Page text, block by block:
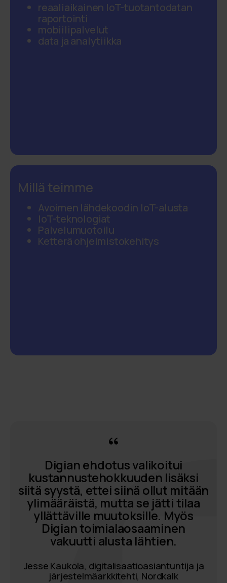
reaaliaikainen IoT-tuotantodatan
raportointi
mobiilipalvelut
data ja analytiikka
Millä teimme
Avoimen lähdekoodin IoT-alusta
IoT-teknologiat
Palvelumuotoilu
Ketterä ohjelmistokehitys
Digian ehdotus valikoitui
kustannustehokkuuden lisäksi
siitä syystä, ettei siinä ollut mitään
ylimääräistä, mutta se jätti tilaa
yllättäville muutoksille. Myös
Digian toimialaosaaminen
vakuutti alusta lähtien.
Jesse Kaukola, digitalisaatioasiantuntija ja
järjestelmäarkkitehti, Nordkalk